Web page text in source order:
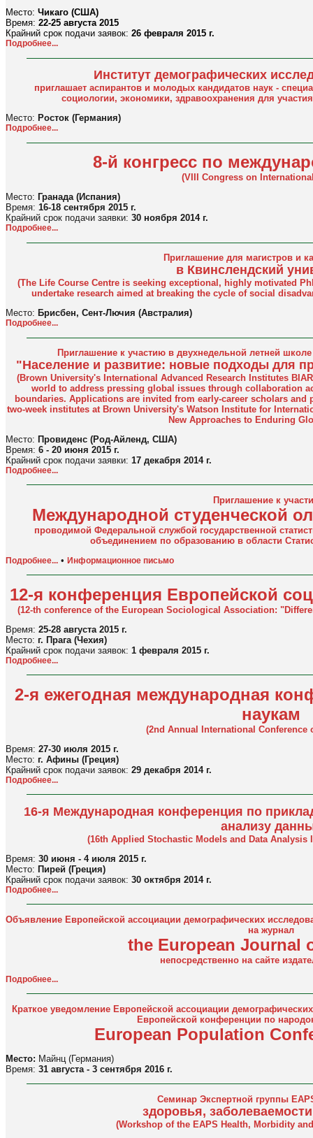
Место: Чикаго (США)
Время: 22-25 августа 2015
Крайний срок подачи заявок: 26 февраля 2015 г.
Подробнее...
Институт демографических
приглашает аспирантов и молодых кандидатов наук -
социологии, экономики, здравоохранения для
Место: Росток (Германия)
Подробнее...
8-й конгресс по
(VIII Congress on
Место: Гранада (Испания)
Время: 16-18 сентября 2015 г.
Крайний срок подачи заявки: 30 ноября 2014 г.
Подробнее...
Приглашение для магистров и
в Квинслендский
(The Life Course Centre is seeking exceptional, highly motivated
undertake research aimed at breaking the cycle of social
Место: Брисбен, Сент-Лючия (Австралия)
Подробнее...
Приглашение к участию в двухнедельной летней
"Население и развитие: новые подходы для
(Brown University's International Advanced Research Institutes
world to address pressing global issues through collaboration
boundaries. Applications are invited from early-career scholars
two-week institutes at Brown University's Watson Institute for
New Approaches to Enduring
Место: Провиденс (Род-Айленд, США)
Время: 6 - 20 июня 2015 г.
Крайний срок подачи заявки: 17 декабря 2014 г.
Подробнее...
Приглашение к
Международной студенческой
проводимой Федеральной службой государственной
объединением по образованию в области
Подробнее... • Информационное письмо
12-я конференция Европейской
(12-th conference of the European Sociological Association:
Время: 25-28 августа 2015 г.
Место: г. Прага (Чехия)
Крайний срок подачи заявок: 1 февраля 2015 г.
Подробнее...
2-я ежегодная международная
наукам
(2nd Annual International Conference
Время: 27-30 июля 2015 г.
Место: г. Афины (Греция)
Крайний срок подачи заявок: 29 декабря 2014 г.
Подробнее...
16-я Международная конференция по
анализу
(16th Applied Stochastic Models and Data Analysis
Время: 30 июня - 4 июля 2015 г.
Место: Пирей (Греция)
Крайний срок подачи заявок: 30 октября 2014 г.
Подробнее...
Объявление Европейской ассоциации демографических
на журнал
the European Journal
непосредственно на сайте
Подробнее...
Краткое уведомление Европейской ассоциации
Европейской конференции по
European Population
Место: Майнц (Германия)
Время: 31 августа - 3 сентября 2016 г.
Семинар Экспертной группы
здоровья,
(Workshop of the EAPS Health, Morbidity